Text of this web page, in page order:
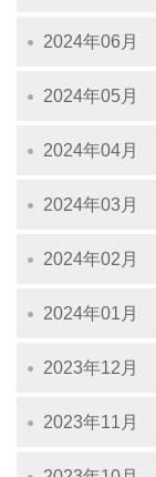
2024年06月
2024年05月
2024年04月
2024年03月
2024年02月
2024年01月
2023年12月
2023年11月